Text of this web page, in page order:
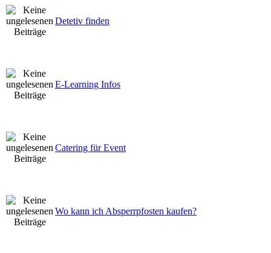
Detetiv finden
E-Learning Infos
Catering für Event
Wo kann ich Absperrpfosten kaufen?